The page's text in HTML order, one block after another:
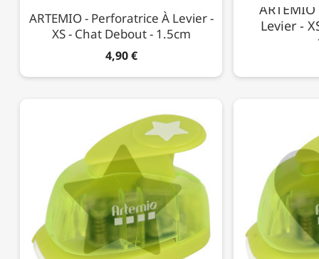
ARTEMIO - Perforatrice À Levier -
XS - Chat Debout - 1.5cm
4,90 €
Levier -